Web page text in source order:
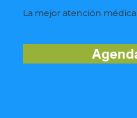
La mejor atención médica